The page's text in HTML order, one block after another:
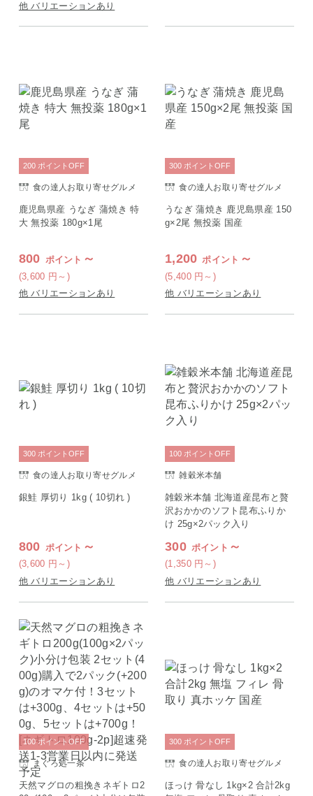
他 バリエーションあり
食の達人お取り寄せグルメ
鹿児島県産 うなぎ 蒲焼き 特
大 無投薬 180g×1尾
800 ポイント ～
(3,600 円 ～)
200 ポイント OFF
他 バリエーションあり
食の達人お取り寄せグルメ
うなぎ 蒲焼き 鹿児島県産 150
g×2尾 無投薬 国産
1,200 ポイント ～
(5,400 円 ～)
300 ポイント OFF
他 バリエーションあり
食の達人お取り寄せグルメ
銀鮭 厚切り 1kg ( 10切れ )
800 ポイント ～
(3,600 円 ～)
300 ポイント OFF
他 バリエーションあり
雑穀米本舗
雑穀米本舗 北海道産昆布と贅
沢おかかのソフト昆布ふりか
け 25g×2パック入り
300 ポイント ～
(1,350 円 ～)
100 ポイント OFF
他 バリエーションあり
まぐろ処一条
天然マグロの粗挽きネギトロ2
100ポイントOFF
食の達人お取り寄せグルメ
ほっけ 骨なし 1kg×2 合計2kg
300 ポイント OFF